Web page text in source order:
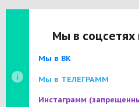
Мы в
Мы в ВК
Мы в ТЕЛЕГРАММ
Инстаграмм